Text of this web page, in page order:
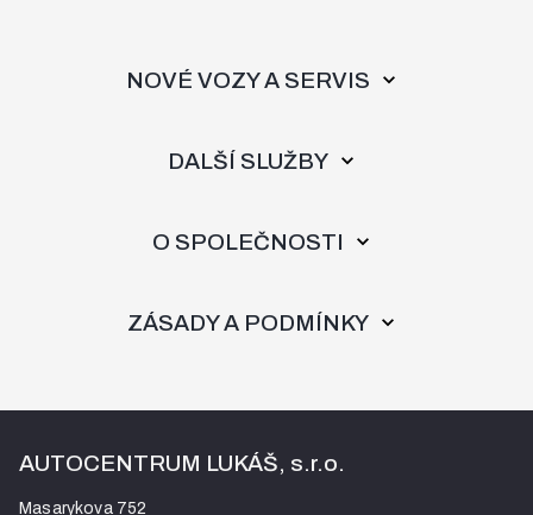
NOVÉ VOZY A SERVIS
DALŠÍ SLUŽBY
O SPOLEČNOSTI
ZÁSADY A PODMÍNKY
Kontakt a sociální sítě
AUTOCENTRUM LUKÁŠ, s.r.o.
Masarykova 752